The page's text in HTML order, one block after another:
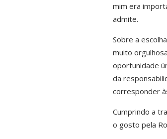
mim era
admite.
Sobre a
muito
oportunidade
da
corresponder
Cumprindo a
o gosto pela